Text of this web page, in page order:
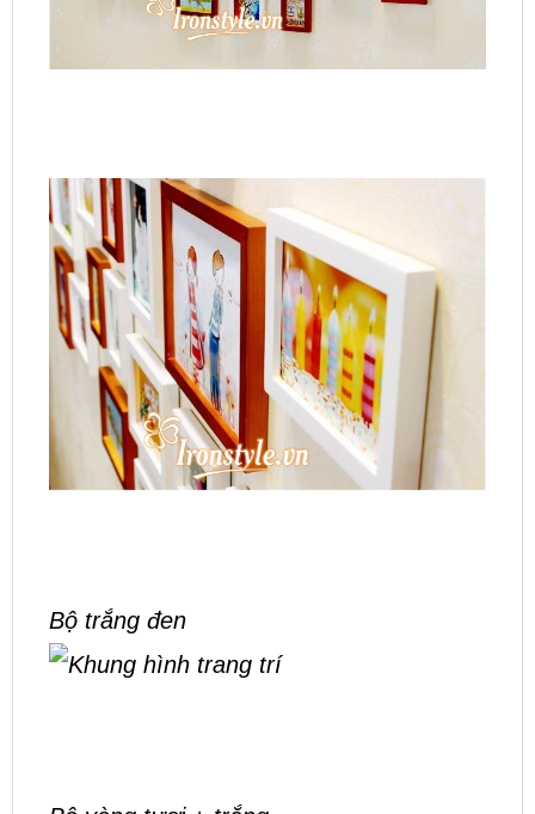
Bộ trắng đen